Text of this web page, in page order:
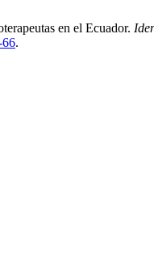
en el Ecuador.
66.